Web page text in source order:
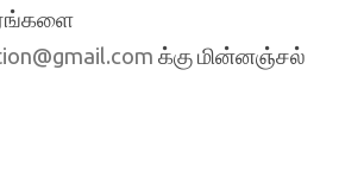
க்கு மின்னஞ்சல்